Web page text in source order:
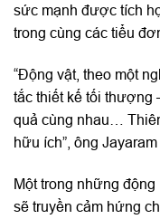
sức mạnh được tích
trong cùng các tiểu
“Động vật, theo một
tắc thiết kế tối thượng
quả cùng nhau…
hữu ích”, ông Jayaram
Một trong những
sẽ truyền cảm hứng